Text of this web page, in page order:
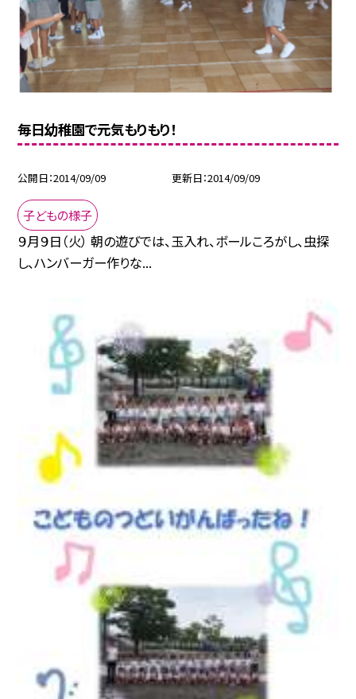
毎日幼稚園で元気もりもり！
公開日 2014/09/09 更新日 2014/09/09
子どもの様子
９月９日（火） 朝の遊びでは、玉入れ、ボールころがし、虫探
し、ハンバーガー作りな...